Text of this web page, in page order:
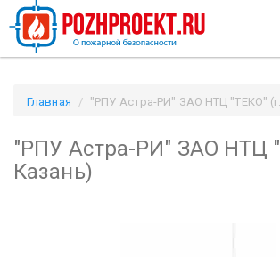
Главная
"РПУ Астра-РИ" ЗАО НТЦ "ТЕКО"
"РПУ Астра-РИ" ЗАО НТЦ
Казань)